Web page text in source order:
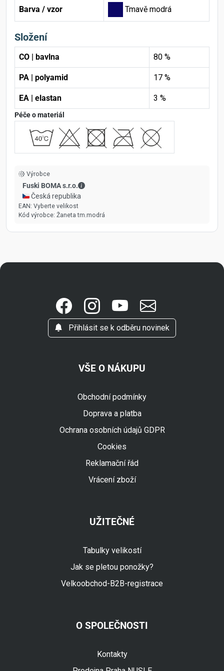
Barva / vzor Tmavě modrá
Složení
CO | bavlna 80 %
PA | polyamid 17 %
EA | elastan 3 %
Péče o materiál
Výrobce
Fuski BOMA s.r.o.
Fuski BOMA s.r.o. - Kontaktní údaje
🇨🇿 Česká republika
EAN: Vyberte velikost
Kód výrobce: Žaneta tm.modrá
Přihlásit se k odběru novinek
VŠE O NÁKUPU
Obchodní podmínky
Doprava a platba
Ochrana osobních údajů GDPR
Cookies
Reklamační řád
Vrácení zboží
UŽITEČNÉ
Tabulky velikostí
Jak se pletou ponožky?
Velkoobchod-B2B-registrace
O SPOLEČNOSTI
Kontakty